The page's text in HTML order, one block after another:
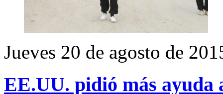
Jueves 20 de agosto de
EE.UU. pidió más